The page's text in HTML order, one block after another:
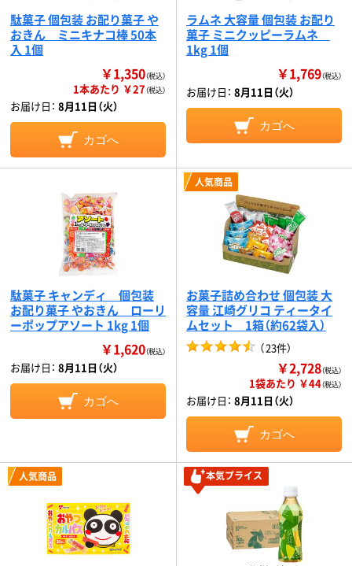
駄菓子 個包装 お配り菓子 や
おきん ミニキナコ棒 50本
入 1個
￥1,350（税込）
1本あたり ￥27（税込）
お届け日： 8月11日（火）
カゴへ
ラムネ 大容量 個包装 お配り
菓子 ミニクッピーラムネ
1kg 1個
￥1,769（税込）
お届け日： 8月11日（火）
カゴへ
駄菓子 キャンディ 個包装
お配り菓子 やおきん ローリ
ーポップアソート 1kg 1個
￥1,620（税込）
お届け日： 8月11日（火）
カゴへ
人気商品
お菓子詰め合わせ 個包装 大
容量 江崎グリコ ティータイ
ムセット 1箱（約62袋入）
（23件）
￥2,728（税込）
1袋あたり ￥44（税込）
お届け日： 8月11日（火）
カゴへ
人気商品 本気プライス